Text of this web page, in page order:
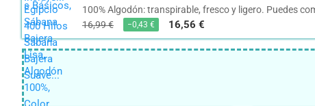
100% Algodón: transpirable, fresco y ligero. Puedes
16,99 €
−0,43 € 16,56 €